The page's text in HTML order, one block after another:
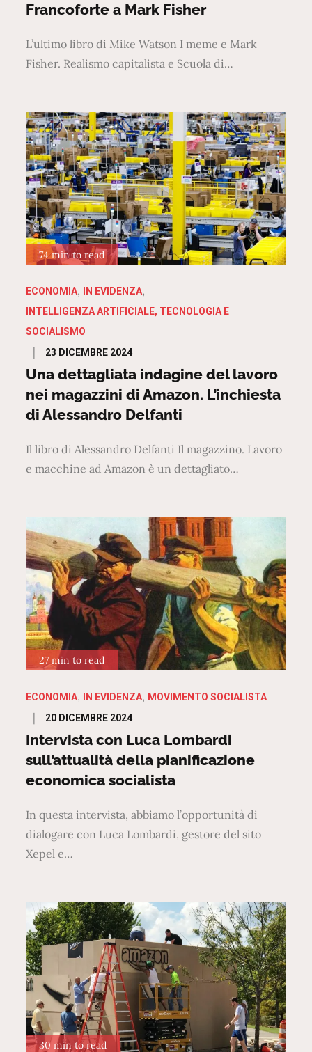
Francoforte a Mark Fisher
L’ultimo libro di Mike Watson I meme e Mark
Fisher. Realismo capitalista e Scuola di…
74 min to read
ECONOMIA
IN EVIDENZA
INTELLIGENZA ARTIFICIALE, TECNOLOGIA E
SOCIALISMO
Posted
on
23 DICEMBRE 2024
Una dettagliata indagine del lavoro
nei magazzini di Amazon. L’inchiesta
di Alessandro Delfanti
Il libro di Alessandro Delfanti Il magazzino. Lavoro
e macchine ad Amazon è un dettagliato…
27 min to read
ECONOMIA IN EVIDENZA MOVIMENTO SOCIALISTA
Posted
on
20 DICEMBRE 2024
Intervista con Luca Lombardi
sull’attualità della pianificazione
economica socialista
In questa intervista, abbiamo l’opportunità di
dialogare con Luca Lombardi, gestore del sito
Xepel e…
30 min to read